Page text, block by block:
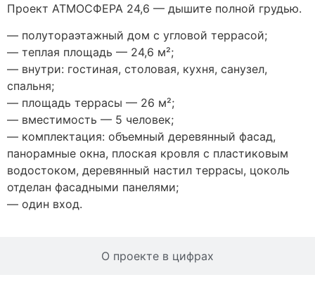
О проекте в цифрах
Проект АТМОСФЕРА 24,6 — дышите полной грудью.
— полутораэтажный дом с угловой террасой;
— теплая площадь — 24,6 м²;
— внутри: гостиная, столовая, кухня, санузел,
спальня;
— площадь террасы — 26 м²;
— вместимость — 5 человек;
— комплектация: объемный деревянный фасад,
панорамные окна, плоская кровля с пластиковым
водостоком, деревянный настил террасы, цоколь
отделан фасадными панелями;
— один вход.